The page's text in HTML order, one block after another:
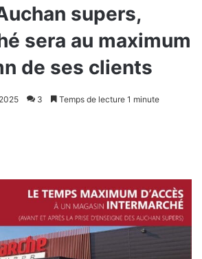
supers,
sera au maximum
de ses clients
3 Temps de lecture 1 minute